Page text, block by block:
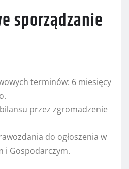
sporządzanie
terminów: 6 miesięcy
przez zgromadzenie
do ogłoszenia w
i Gospodarczym.